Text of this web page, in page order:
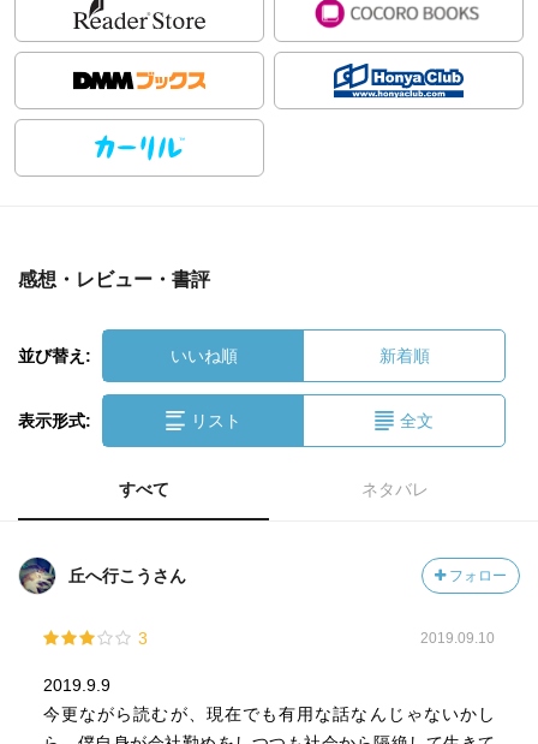
感想・レビュー・書評
並び替え: いいね順 新着順
表示形式: リスト 全文
すべて ネタバレ
丘へ行こうさん フォロー
3 2019.09.10
2019.9.9
今更ながら読むが、現在でも有用な話なんじゃないかし